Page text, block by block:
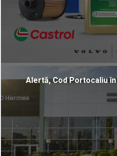
Alertă, Cod Portocaliu